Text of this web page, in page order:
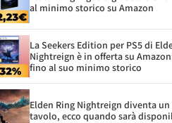
al minimo storico su Amazon
La Seekers Edition per PS5 di
Nightreign è in offerta su
fino al suo minimo storico
Elden Ring Nightreign diventa
tavolo, ecco quando sarà